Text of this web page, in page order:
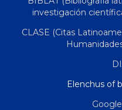
investigación
CLASE (Citas
Elenchus of